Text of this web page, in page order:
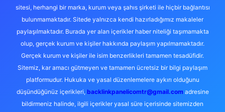
sitesi, herhangi bir marka, kurum veya şahıs şirketi ile hiçbir bağlantısı
bulunmamaktadır. Sitede yalnızca kendi hazırladığımız makaleler
paylaşılmaktadır. Burada yer alan içerikler haber niteliği taşımamakta
olup, gerçek kurum ve kişiler hakkında paylaşım yapılmamaktadır.
Gerçek kurum ve kişiler ile isim benzerlikleri tamamen tesadüfidir.
Sitemiz, kar amacı gütmeyen ve tamamen ücretsiz bir bilgi paylaşım
platformudur. Hukuka ve yasal düzenlemelere aykırı olduğunu
düşündüğünüz içerikleri, backlinkpanelicomtr@gmail.comadresine
bildirmeniz halinde, ilgili içerikler yasal süre içerisinde sitemizden